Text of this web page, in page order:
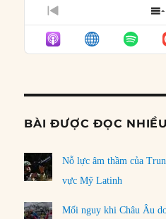
PREVIOUS
EPISODE
BÀI ĐƯỢC ĐỌC NHIỀU
Nỗ lực âm thầm của
vực Mỹ Latinh
Mối nguy khi Châu Âu